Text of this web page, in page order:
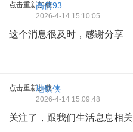
点击重新加载
高倩93
2026-4-14 15:10:05
这个消息很及时，感谢分享
点击重新加载
地铁侠
2026-4-14 15:09:48
关注了，跟我们生活息息相关